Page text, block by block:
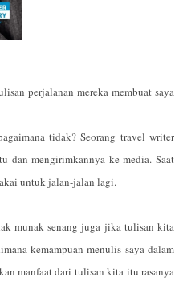
perjalanan mereka membuat saya
tidak? Seorang travel writer
dan mengirimkannya ke media. Saat
untuk jalan-jalan lagi.
munak senang juga jika tulisan kita
kemampuan menulis saya dalam
manfaat dari tulisan kita itu rasanya